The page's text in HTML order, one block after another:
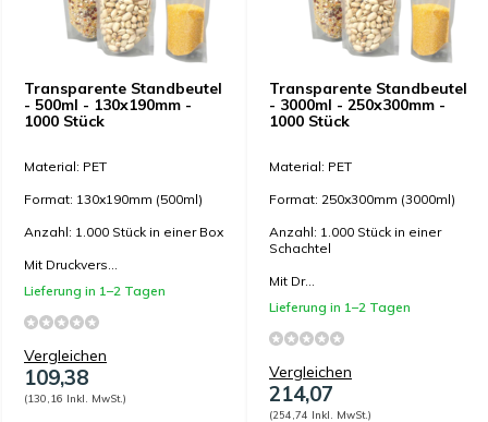
Transparente Standbeutel
- 500ml - 130x190mm -
1000 Stück
Material: PET
Format: 130x190mm (500ml)
Anzahl: 1.000 Stück in einer Box
Mit Druckvers...
Lieferung in 1–2 Tagen
Vergleichen
109,38
(130,16 Inkl. MwSt.)
Transparente Standbeutel
- 3000ml - 250x300mm -
1000 Stück
Material: PET
Format: 250x300mm (3000ml)
Anzahl: 1.000 Stück in einer
Schachtel
Mit Dr...
Lieferung in 1–2 Tagen
Vergleichen
214,07
(254,74 Inkl. MwSt.)